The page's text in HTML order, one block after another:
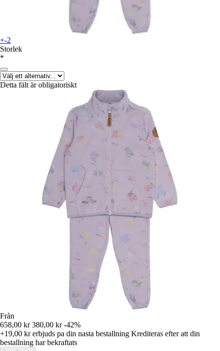
+-2
Storlek
*
Detta fält är obligatoriskt
Från
658,00 kr 380,00 kr -42%
+19,00 krerbjuds pa din nasta bestallning Krediteras efter att din
bestallning har bekraftats